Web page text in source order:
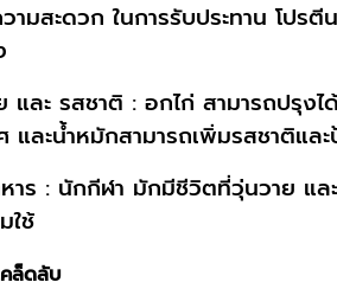
ามสะดวก ในการรับประทาน โป
และ รสชาติ : อกไก่ สามารถปรุง
และน้ำหมักสามารถเพิ่มรสชาติแล
าร : นักกีฬา มักมีชีวิตที่วุ่นวาย แล
ใช้
ล็ดลับ